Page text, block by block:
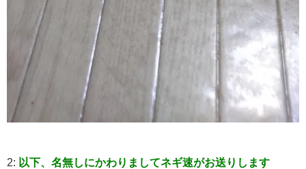
2: 以下、名無しにかわりましてネギ速がお送りします